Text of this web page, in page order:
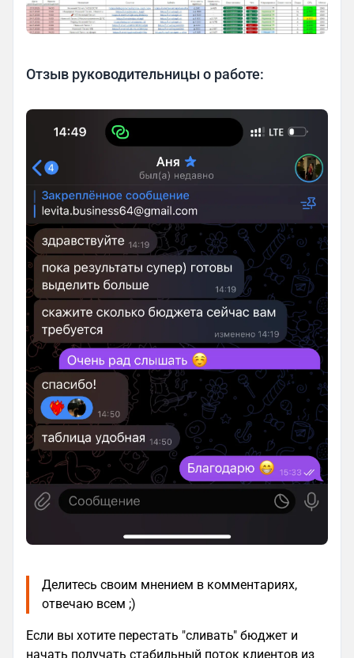
Отзыв руководительницы о работе:
Делитесь своим мнением в комментариях,
отвечаю всем ;)
Если вы хотите перестать "сливать" бюджет и
начать получать стабильный поток клиентов из